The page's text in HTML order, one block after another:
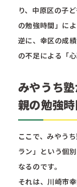
り、中原区の子
の勉強時間」に
逆に、幸区の成
の不足による「
みやうち塾
親の勉強
ここで、みやう
ラン」という個
なるのです。
それは、川崎市